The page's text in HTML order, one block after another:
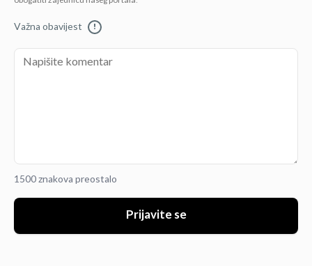
Važna obavijest !
1500 znakova preostalo
Prijavite se